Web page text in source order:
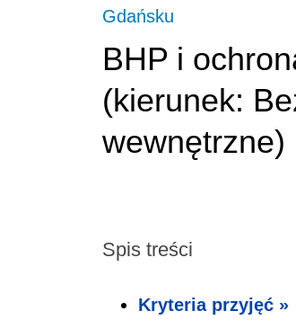
Gdańsku
BHP i
(kierunek:
wewnętrzne)
Spis treści
Kryteria przyjęć »